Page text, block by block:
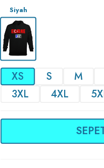
Siyah
XS S M
3XL
4XL